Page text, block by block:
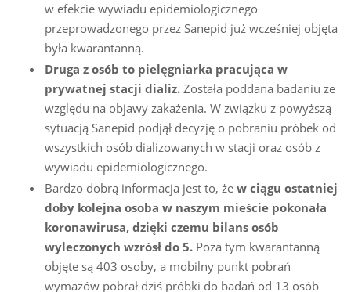
w efekcie wywiadu epidemiologicznego
przeprowadzonego przez Sanepid już wcześniej objęta
była kwarantanną.
Druga z osób to pielęgniarka pracująca w
prywatnej stacji dializ. Została poddana badaniu ze
względu na objawy zakażenia. W związku z powyższą
sytuacją Sanepid podjął decyzję o pobraniu próbek od
wszystkich osób dializowanych w stacji oraz osób z
wywiadu epidemiologicznego.
Bardzo dobrą informacja jest to, że w ciągu ostatniej
doby kolejna osoba w naszym mieście pokonała
koronawirusa, dzięki czemu bilans osób
wyleczonych wzrósł do 5. Poza tym kwarantanną
objęte są 403 osoby, a mobilny punkt pobrań
wymazów pobrał dziś próbki do badań od 13 osób